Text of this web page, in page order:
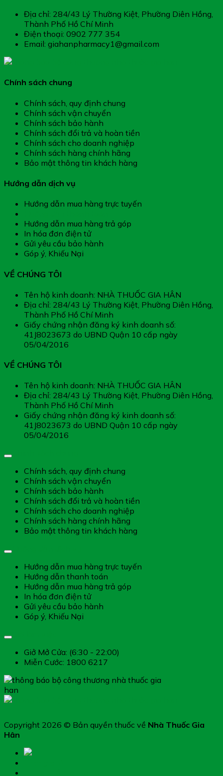
Địa chỉ: 284/43 Lý Thường Kiệt, Phường Diên Hồng,
Thành Phố Hồ Chí Minh
Điện thoại: 0902 777 354
Email: giahanpharmacy1@gmail.com
Chính sách chung
Chính sách, quy định chung
Chính sách vận chuyển
Chính sách bảo hành
Chính sách đổi trả và hoàn tiền
Chính sách cho doanh nghiệp
Chính sách hàng chính hãng
Bảo mật thông tin khách hàng
Hướng dẫn dịch vụ
Hướng dẫn mua hàng trực tuyến
Hướng dẫn mua hàng trả góp
In hóa đơn điện tử
Gửi yêu cầu bảo hành
Góp ý, Khiếu Nại
VỀ CHÚNG TÔI
Tên hộ kinh doanh: NHÀ THUỐC GIA HÂN
Địa chỉ: 284/43 Lý Thường Kiệt, Phường Diên Hồng,
Thành Phố Hồ Chí Minh
Giấy chứng nhận đăng ký kinh doanh số:
41J8023673 do UBND Quận 10 cấp ngày
05/04/2016
VỀ CHÚNG TÔI
Tên hộ kinh doanh: NHÀ THUỐC GIA HÂN
Địa chỉ: 284/43 Lý Thường Kiệt, Phường Diên Hồng,
Thành Phố Hồ Chí Minh
Giấy chứng nhận đăng ký kinh doanh số:
41J8023673 do UBND Quận 10 cấp ngày
05/04/2016
Chính sách, quy định chung
Chính sách vận chuyển
Chính sách bảo hành
Chính sách đổi trả và hoàn tiền
Chính sách cho doanh nghiệp
Chính sách hàng chính hãng
Bảo mật thông tin khách hàng
Hướng dẫn mua hàng trực tuyến
Hướng dẫn thanh toán
Hướng dẫn mua hàng trả góp
In hóa đơn điện tử
Gửi yêu cầu bảo hành
Góp ý, Khiếu Nại
Giở Mở Cửa: (6:30 - 22:00)
Miễn Cước: 1800 6217
Copyright 2026 © Bản quyền thuốc về Nhà Thuốc Gia
Hân